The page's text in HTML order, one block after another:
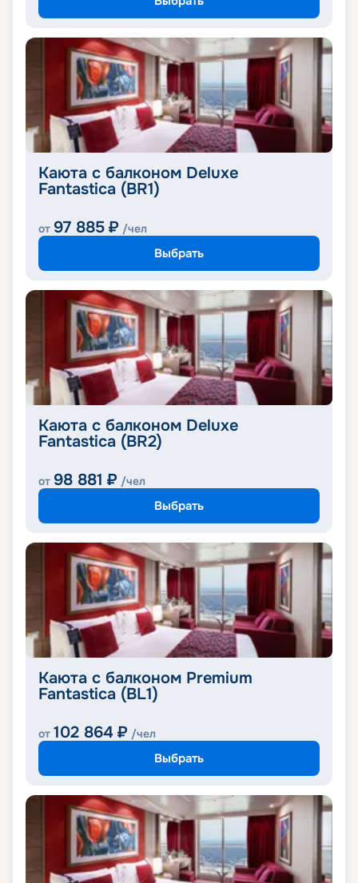
Каюта с балконом Deluxe
Fantastica (BR1)
от 97 885 ₽ /чел
Выбрать
Каюта с балконом Deluxe
Fantastica (BR2)
от 98 881 ₽ /чел
Выбрать
Каюта с балконом Premium
Fantastica (BL1)
от 102 864 ₽ /чел
Выбрать